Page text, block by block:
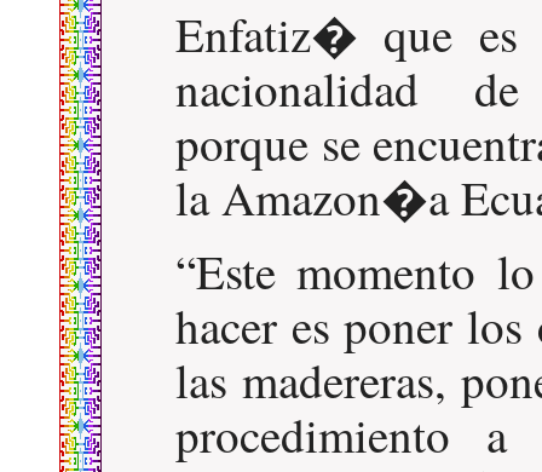
Enfatiz� que es
nacionalidad de
porque se
la Amazon�a
Este momento
hacer es poner
las madereras,
procedimiento